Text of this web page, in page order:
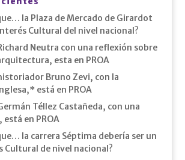
la Plaza de Mercado de Girardot
Cultural del nivel nacional?
Neutra con una reflexión sobre
esta en PROA
Bruno Zevi, con la
está en PROA
Téllez Castañeda, con una
está en PROA
la carrera Séptima debería ser un
Cultural de nivel nacional?